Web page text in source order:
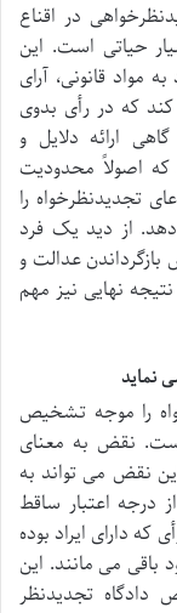
در اقناع
حیاتی است. این
مواد قانونی، آرای
که در رأی بدوی
ارائه دلایل و
اصولاً محدودیت
تجدیدنظرخواه را
از دید یک فرد
عدالت و
نهایی نیز مهم
را موجه تشخیص
نقض به معنای
نقض می تواند به
درجه اعتبار ساقط
دارای ایراد بوده
می مانند. این
تجدیدنظر